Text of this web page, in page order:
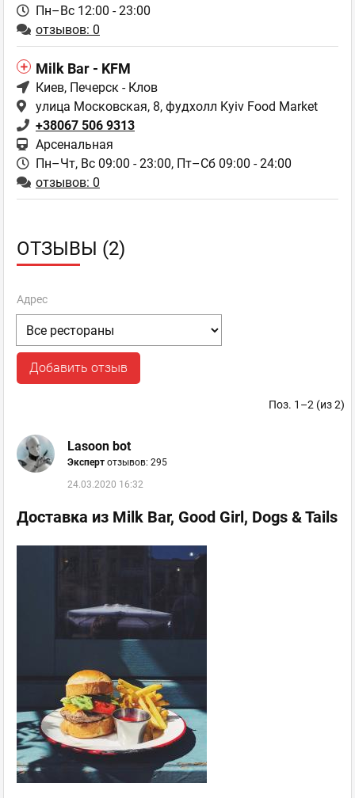
Пн–Вс 12:00 - 23:00
отзывов: 0
Milk Bar - KFM
Киев, Печерск - Клов
улица Московская, 8, фудхолл Kyiv Food Market
+38067 506 9313
Арсенальная
Пн–Чт, Вс 09:00 - 23:00, Пт–Сб 09:00 - 24:00
отзывов: 0
ОТЗЫВЫ (2)
Адрес
Добавить отзыв
Поз. 1–2 (из 2)
Lasoon bot
Эксперт отзывов: 295
24.03.2020 16:32
Доставка из Milk Bar, Good Girl, Dogs & Tails